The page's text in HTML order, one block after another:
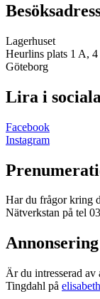
Lagerhuset
Heurlins plats 1 A, 4
Göteborg
Lira i
Facebook
Instagram
Har du frågor kring
Nätverkstan på tel
Annonsering
Är du intresserad av
Tingdahl på